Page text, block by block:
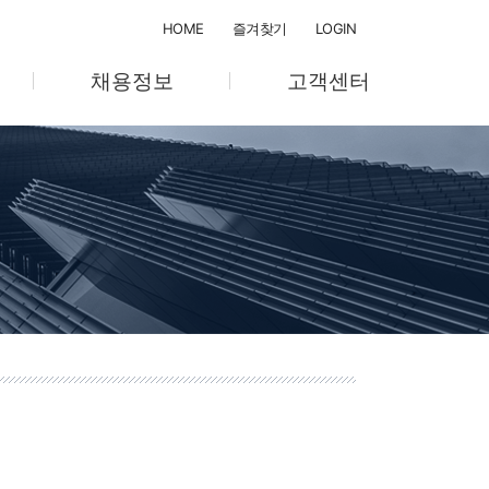
HOME 즐겨찾기 LOGIN
채용정보
교육계획/관리
고객센터
공지사항
온라인 문의